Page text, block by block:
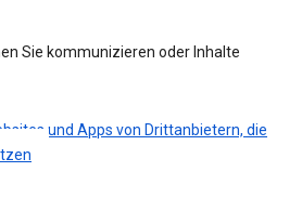
Sie kommunizieren oder Inhalte
und Apps von Drittanbietern, die